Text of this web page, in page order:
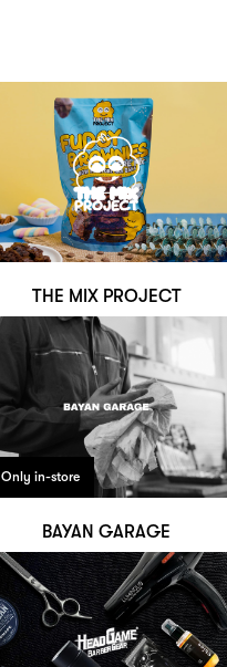
THE MIX PROJECT
Only in-store
BAYAN GARAGE